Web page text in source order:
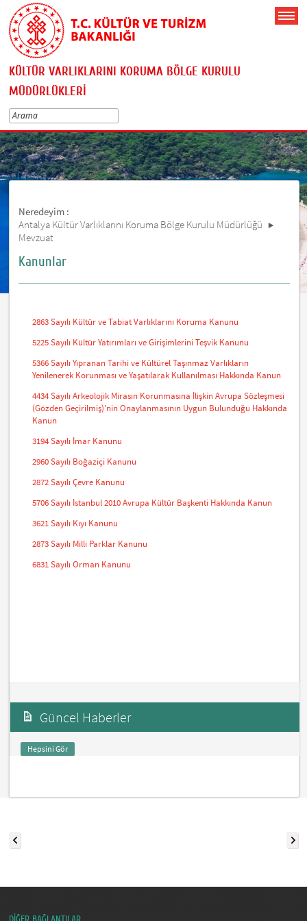
KÜLTÜR VARLIKLARINI KORUMA BÖLGE KURULU
MÜDÜRLÜKLERİ
Neredeyim :
Antalya Kültür Varlıklarını Koruma Bölge Kurulu Müdürlüğü
Mevzuat
Kanunlar
2863 Sayılı Kültür ve Tabiat Varlıklarını Koruma Kanunu
5225 Sayılı Kültür Yatırımları ve Girişimlerini Teşvik Kanunu
5366 Sayılı Yıpranan Tarihi ve Kültürel Taşınmaz Varlıkların
Yenilenerek Korunması ve Yaşatılarak Kullanılması Hakkında Kanun
4434 Sayılı Arkeolojik Mirasın Korunmasına İlişkin Avrupa Sözleşmesi
(Gözden Geçirilmiş)'nin Onaylanmasının Uygun Bulunduğu Hakkında
Kanun
3194 Sayılı İmar Kanunu
2960 Sayılı Boğaziçi Kanunu
2872 Sayılı Çevre Kanunu
5706 Sayılı İstanbul 2010 Avrupa Kültür Başkenti Hakkında Kanun
3621 Sayılı Kıyı Kanunu
2873 Sayılı Milli Parklar Kanunu
6831 Sayılı Orman Kanunu
Güncel Haberler
Hepsini Gör